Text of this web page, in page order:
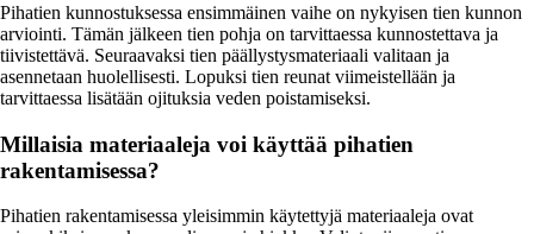
Pihatien kunnostuksessa ensimmäinen vaihe on nykyisen tien kunnon
arviointi. Tämän jälkeen tien pohja on tarvittaessa kunnostettava ja
tiivistettävä. Seuraavaksi tien päällystysmateriaali valitaan ja
asennetaan huolellisesti. Lopuksi tien reunat viimeistellään ja
tarvittaessa lisätään ojituksia veden poistamiseksi.
Millaisia materiaaleja voi käyttää pihatien
rakentamisessa?
Pihatien rakentamisessa yleisimmin käytettyjä materiaaleja ovat